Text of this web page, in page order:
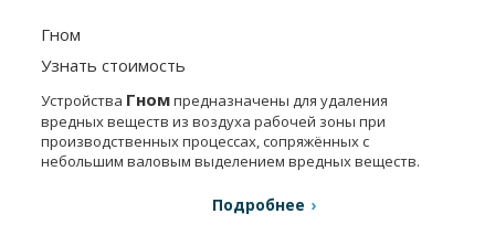
Гном
Узнать стоимость
Устройства Гномпредназначены для удаления
вредных веществ из воздуха рабочей зоны при
производственных процессах, сопряжённых с
небольшим валовым выделением вредных веществ.
Подробнее